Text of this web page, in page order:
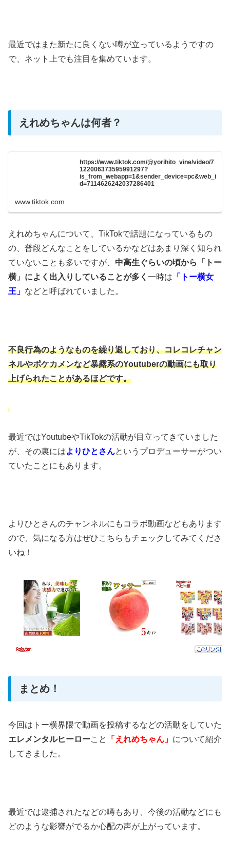
最近ではまた新たに良くない噂が立っているようですの
で、 ネット上でも注目を集めています。
えれめちゃんは何者？
https://www.tiktok.com/@yorihito_vine/video/7
122006373595991297?
is_from_webapp=1&sender_device=pc&web_i
d=7114626242037286401
www.tiktok.com
えれめちゃんについて、TikTokで話題になっているもの
の、 普段どんなことをしているかなどはあまり深く知られ
ていないことも多いですが、 中高生ぐらいの頃から「トー
横」によく出入りしていることが多く 一時は 「トー横女
王」 などと呼ばれていました。
不良行為のようなものを繰り返しており、コレコレチャン
ネルやポケカメンなど暴露系のYoutuberの動画にも取り
上げられたことがあるほどです。
最近ではYoutubeやTikTokの活動が目立ってきていました
が、 その裏にはよりひとさんというプロデューサーがつい
ていたことにもあります。
よりひとさんのチャンネルにもコラボ動画などもあります
ので、 気になる方はぜひこちらもチェックしてみてくださ
いね！
まとめ！
今回はトー横界隈で動画を投稿するなどの活動をしていた
エレメンタルヒーローこと 「えれめちゃん」 について紹介
してきました。
最近では逮捕されたなどの噂もあり、今後の活動などにも
どのような影響がでるか心配の声が上がっています。